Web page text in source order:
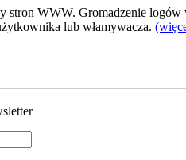
WWW. Gromadzenie
lub włamywacza.